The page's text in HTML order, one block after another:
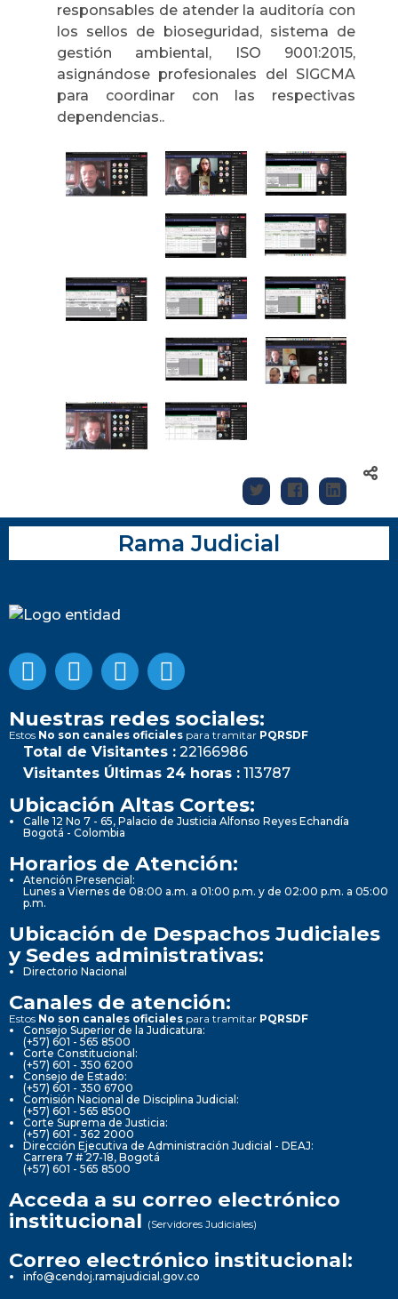
responsables de atender la auditoría con
los sellos de bioseguridad, sistema de
gestión ambiental, ISO 9001:2015,
asignándose profesionales del SIGCMA
para coordinar con las respectivas
dependencias..
Rama Judicial
Nuestras redes sociales:
Estos No son canales oficiales para tramitar PQRSDF
Total de Visitantes : 22166986
Visitantes Últimas 24 horas : 113787
Ubicación Altas Cortes:
Calle 12 No 7 - 65, Palacio de Justicia Alfonso Reyes Echandía
Bogotá - Colombia
Horarios de Atención:
Atención Presencial:
Lunes a Viernes de 08:00 a.m. a 01:00 p.m. y de 02:00 p.m. a 05:00
p.m.
Ubicación de Despachos Judiciales
y Sedes administrativas:
Directorio Nacional
Canales de atención:
Estos No son canales oficiales para tramitar PQRSDF
Consejo Superior de la Judicatura:
(+57) 601 - 565 8500
Corte Constitucional:
(+57) 601 - 350 6200
Consejo de Estado:
(+57) 601 - 350 6700
Comisión Nacional de Disciplina Judicial:
(+57) 601 - 565 8500
Corte Suprema de Justicia:
(+57) 601 - 362 2000
Dirección Ejecutiva de Administración Judicial - DEAJ:
Carrera 7 # 27-18, Bogotá
(+57) 601 - 565 8500
Acceda a su correo electrónico
institucional (Servidores Judiciales)
Correo electrónico institucional:
info@cendoj.ramajudicial.gov.co